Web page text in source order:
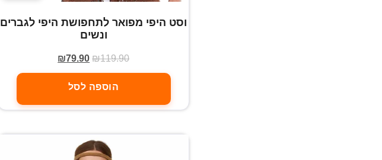
וסט היפי מפואר לתחפושת היפי לגברים
ונשים
₪119.90
₪79.90
הוספה לסל